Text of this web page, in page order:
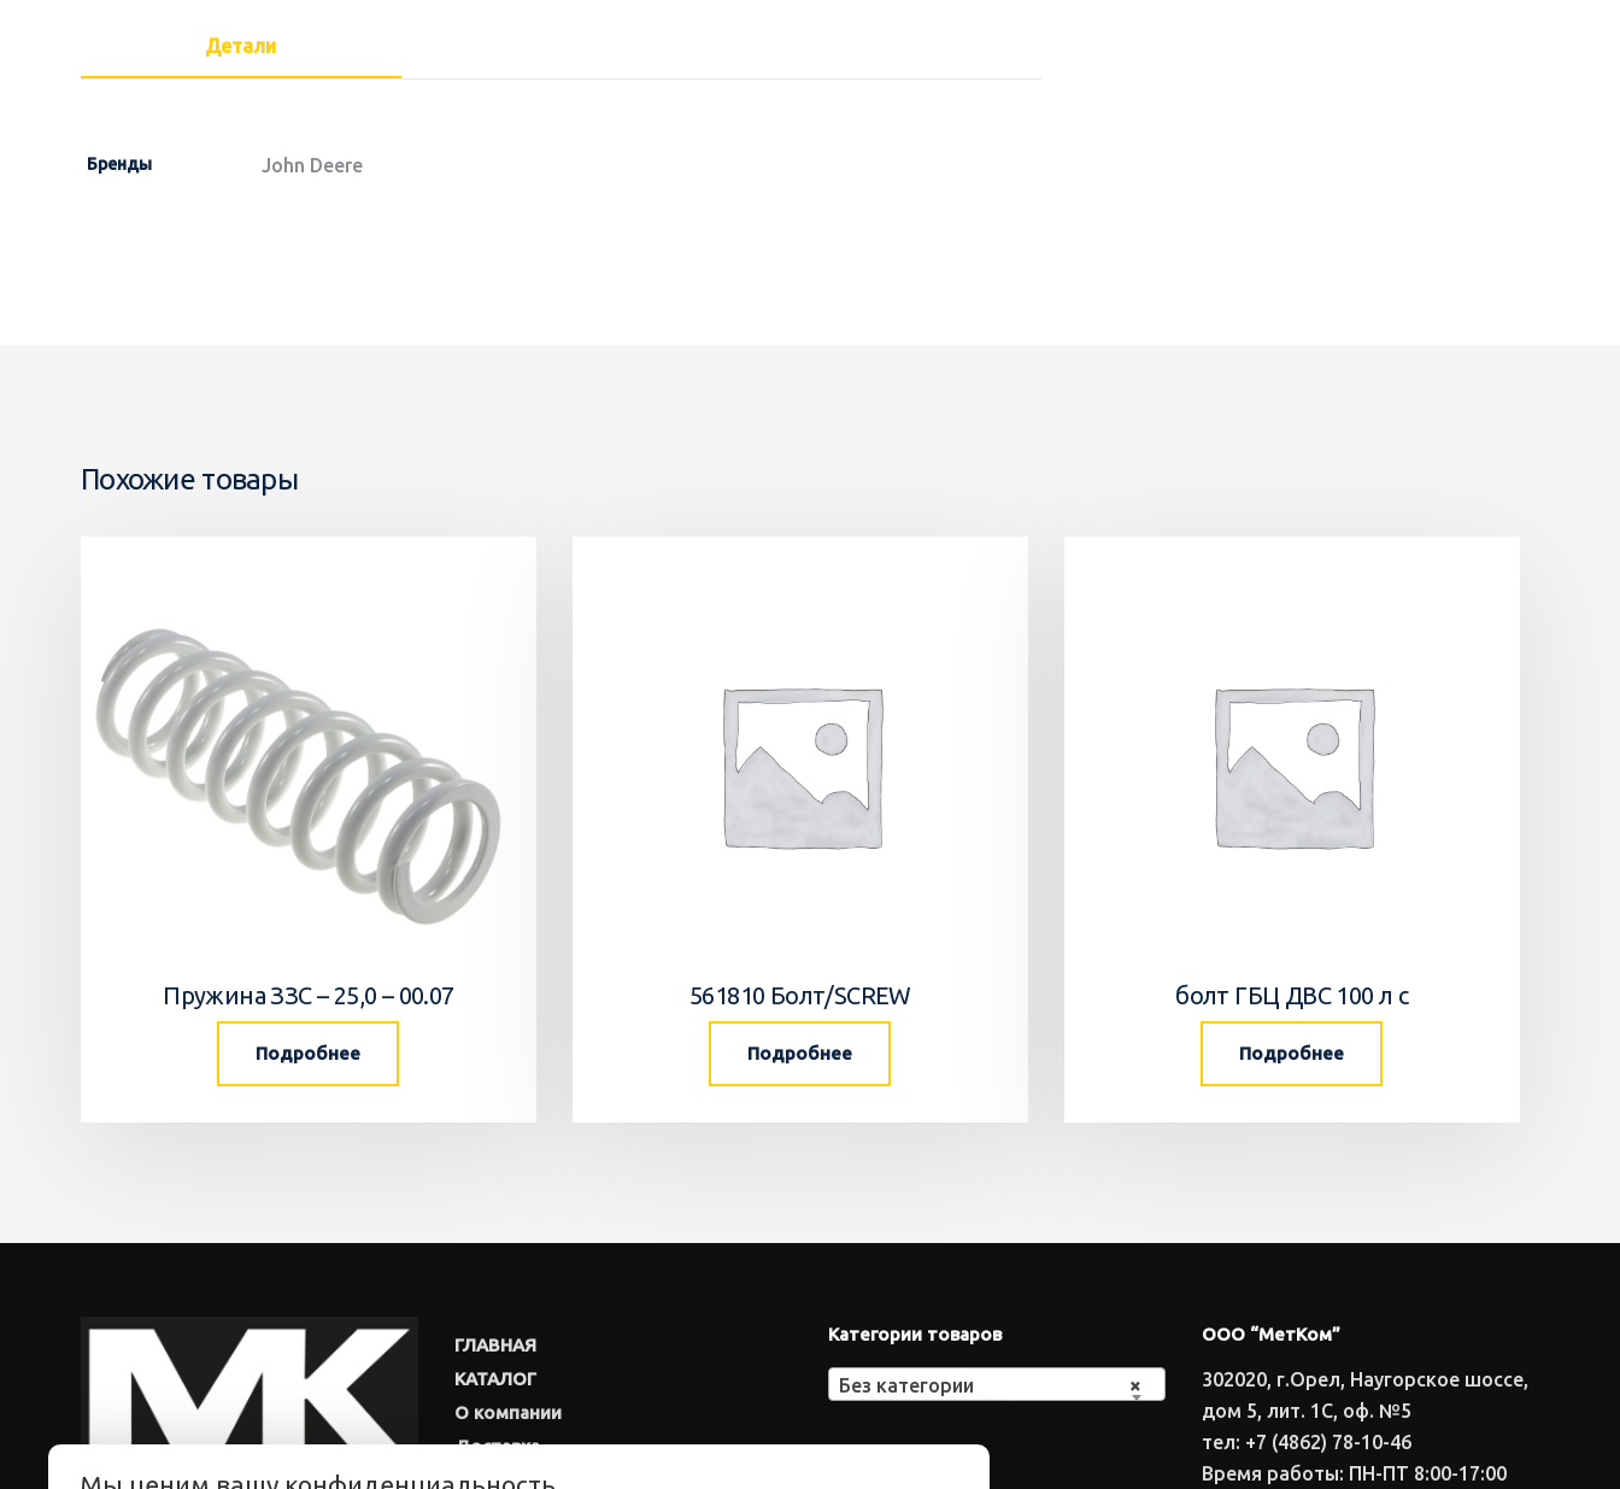
Детали
Бренды John Deere
Похожие товары
Пружина ЗЗС – 25,0 – 00.07
Подробнее
561810 Болт/SCREW
Подробнее
болт ГБЦ ДВС 100 л с
Подробнее
ГЛАВНАЯ
КАТАЛОГ
О компании
Доставка
Новости
Категории товаров
×
Без категории
ООО “МетКом”
302020, г.Орел, Наугорское шоссе,
дом 5, лит. 1С, оф. №5
тел: +7 (4862) 78-10-46
Время работы: ПН-ПТ 8:00-17:00